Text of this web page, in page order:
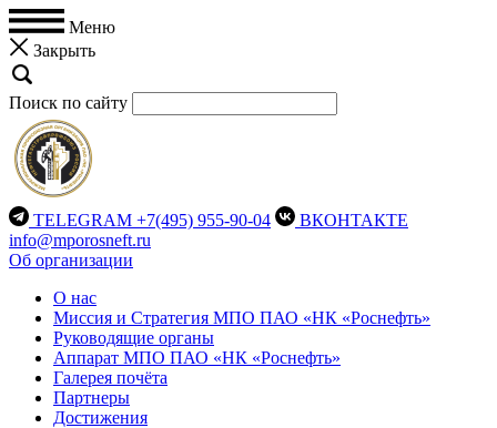
Меню
Закрыть
Поиск по сайту
TELEGRAM +7(495) 955-90-04
ВКОНТАКТЕ
info@mporosneft.ru
Об организации
О нас
Миссия и Стратегия МПО ПАО «НК «Роснефть»
Руководящие органы
Аппарат МПО ПАО «НК «Роснефть»
Галерея почёта
Партнеры
Достижения